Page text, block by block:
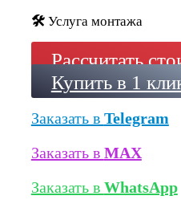
🛠️ Услуга монтажа
Рассчитать
Купить в 1
Заказать в Telegram
Заказать в MAX
Заказать в WhatsApp